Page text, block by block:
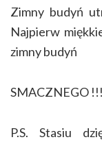
Zimny budyń
Najpierw
zimny budyń
SMACZNEGO !!!
P.S. Stasiu